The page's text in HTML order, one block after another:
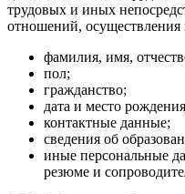
трудовых и иных
отношений,
фамилия, имя,
пол;
гражданство;
дата и место
контактные данные;
сведения об
иные персональные
резюме и